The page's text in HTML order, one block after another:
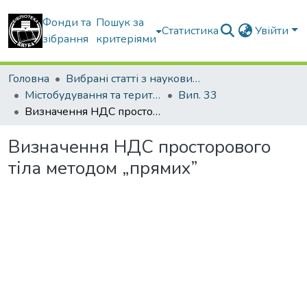
Фонди та
зібрання
Пошук за
критеріями
Статистика Увійти
Головна
Вибрані статті з наукових збірників КНУБА
Містобудування та територіальне планування
Вип. 33
Визначення НДС просторового тіла методом „прямих”
Визначення НДС просторового
тіла методом „прямих”